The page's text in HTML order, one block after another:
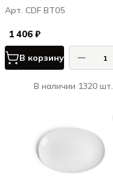
Арт. CDF BT05
1 406 ₽
В корзину
В наличии 1320 шт.